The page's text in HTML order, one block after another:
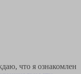
что я ознакомлен